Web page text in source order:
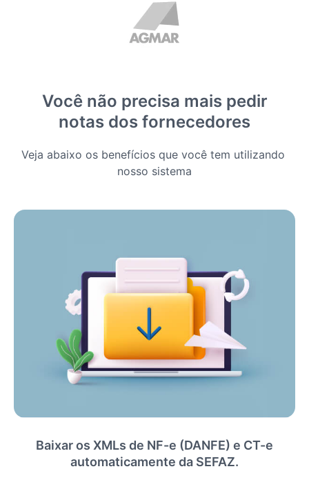
Você não precisa mais pedir
notas dos fornecedores
Veja abaixo os benefícios que você tem utilizando
nosso sistema
Baixar os XMLs de NF-e (DANFE) e CT-e
automaticamente da SEFAZ.​